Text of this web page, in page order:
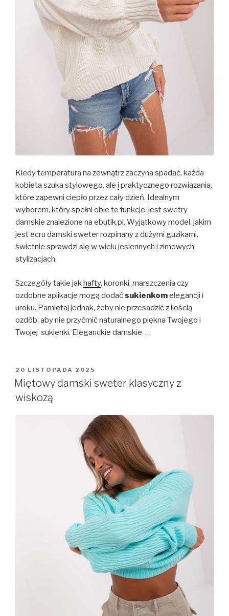
Kiedy temperatura na zewnątrz zaczyna spadać, każda
kobieta szuka stylowego, ale i praktycznego rozwiązania,
które zapewni ciepło przez cały dzień. Idealnym
wyborem, który spełni obie te funkcje, jest swetry
damskie znalezione na ebutik.pl. Wyjątkowy model, jakim
jest ecru damski sweter rozpinany z dużymi guzikami,
świetnie sprawdzi się w wielu jesiennych i zimowych
stylizacjach.
Szczegóły takie jak hafty, koronki, marszczenia czy
ozdobne aplikacje mogą dodaćsukienkomelegancji i
uroku. Pamiętaj jednak, żeby nie przesadzić z ilością
ozdób, aby nie przyćmić naturalnego piękna Twojego i
Twojej sukienki. Eleganckie damskie …
OPUBLIKOWANE
W
20 LISTOPADA 2025
Miętowy damski sweter klasyczny z
wiskozą